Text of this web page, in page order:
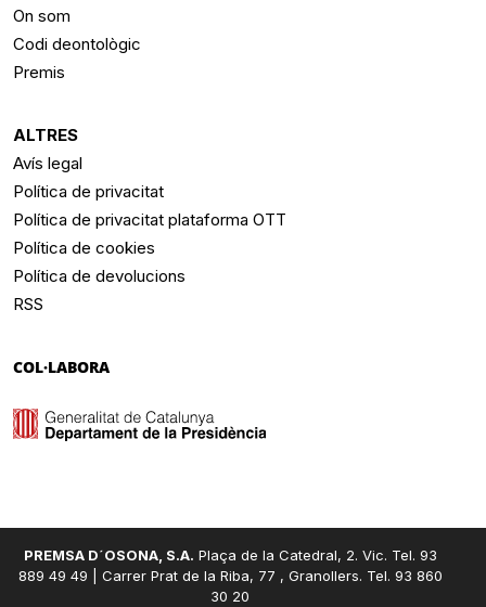
On som
Codi deontològic
Premis
ALTRES
Avís legal
Política de privacitat
Política de privacitat plataforma OTT
Política de cookies
Política de devolucions
RSS
COL·LABORA
PREMSA D´OSONA, S.A. Plaça de la Catedral, 2. Vic. Tel. 93
889 49 49 | Carrer Prat de la Riba, 77 , Granollers. Tel. 93 860
30 20